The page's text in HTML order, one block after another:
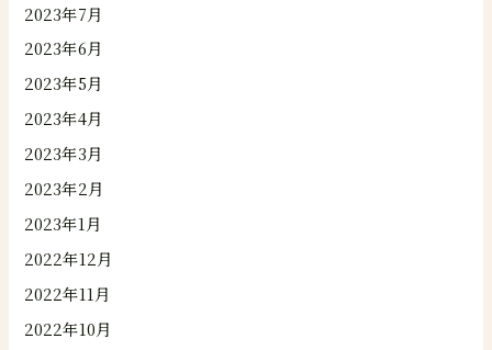
2023年7月
2023年6月
2023年5月
2023年4月
2023年3月
2023年2月
2023年1月
2022年12月
2022年11月
2022年10月